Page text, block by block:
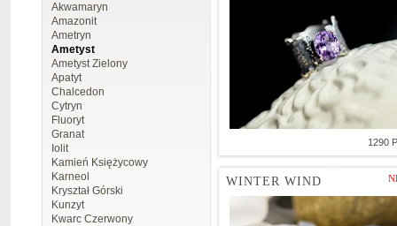
Akwamaryn
Amazonit
Ametryn
Ametyst
Ametyst Zielony
Apatyt
Chalcedon
Cytryn
Fluoryt
Granat
Iolit
Kamień Księżycowy
Karneol
Kryształ Górski
Kunzyt
Kwarc Czerwony
1290
WINTER WIND